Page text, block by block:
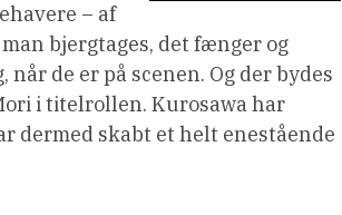
– af
bjergtages, det fænger og
de er på scenen. Og der bydes
i titelrollen. Kurosawa har
dermed skabt et helt enestående